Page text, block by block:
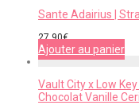
Sante Adairius |
27,90€
Ajouter au panier
Vault City x Low
Chocolat Vanille